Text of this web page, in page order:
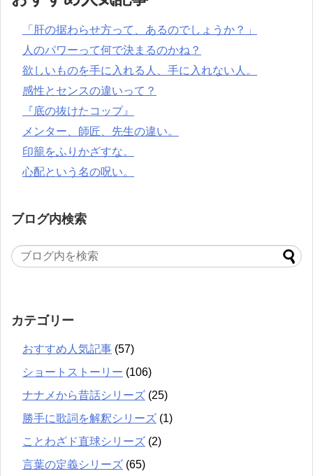
「肝の据わらせ方って、あるのでしょうか？」
人のパワーって何で決まるのかね？
欲しいものを手に入れる人、手に入れない人。
感性とセンスの違いって？
『底の抜けたコップ』
メンター、師匠、先生の違い。
印籠をふりかざすな。
心配という名の呪い。
ブログ内検索
カテゴリー
おすすめ人気記事 (57)
ショートストーリー (106)
ナナメから昔話シリーズ (25)
勝手に歌詞を解釈シリーズ (1)
ことわざド直球シリーズ (2)
言葉の定義シリーズ (65)